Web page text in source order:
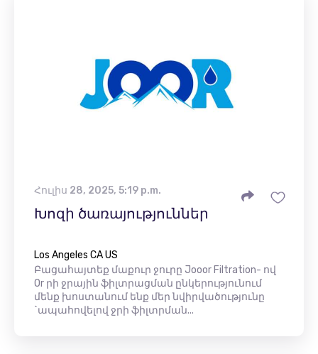
Հուլիս 28, 2025, 5:19 p.m.
Խոզի ծառայություններ
Los Angeles CA US
Բացահայտեք մաքուր ջուրը Jooor Filtration- ով
Or րի ջրային ֆիլտրացման ընկերությունում
մենք խոստանում ենք մեր նվիրվածությունը
`ապահովելով ջրի ֆիլտրման...